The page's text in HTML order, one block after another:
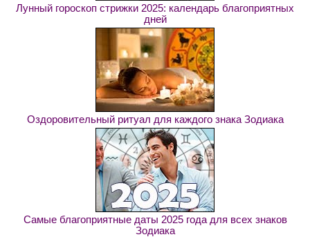
Лунный гороскоп стрижки 2025: календарь благоприятных
дней
Оздоровительный ритуал для каждого знака Зодиака
Самые благоприятные даты 2025 года для всех знаков
Зодиака